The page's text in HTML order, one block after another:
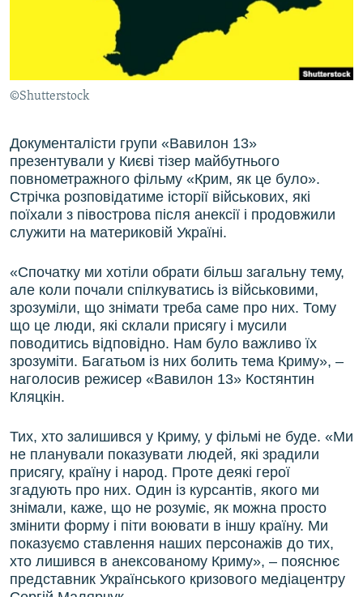
ВІДЕОУРОКИ «ELIFBE»
СВІДЧЕННЯ ОКУПАЦІЇ
УКРАЇНСЬКА ПРОБЛЕМА КРИМУ
ІНФОГРАФІКА
ДОЛУЧАЙСЯ!
Усі сайти RFE/RL
©Shutterstock
Документалісти групи «Вавилон 13»
презентували у Києві тізер майбутнього
повнометражного фільму «Крим, як це було».
Стрічка розповідатиме історії військових, які
поїхали з півострова після анексії і продовжили
служити на материковій Україні.
«Спочатку ми хотіли обрати більш загальну тему,
але коли почали спілкуватись із військовими,
зрозуміли, що знімати треба саме про них. Тому
що це люди, які склали присягу і мусили
поводитись відповідно. Нам було важливо їх
зрозуміти. Багатьом із них болить тема Криму», –
наголосив режисер «Вавилон 13» Костянтин
Кляцкін.
Тих, хто залишився у Криму, у фільмі не буде. «Ми
не планували показувати людей, які зрадили
присягу, країну і народ. Проте деякі герої
згадують про них. Один із курсантів, якого ми
знімали, каже, що не розуміє, як можна просто
змінити форму і піти воювати в іншу країну. Ми
показуємо ставлення наших персонажів до тих,
хто лишився в анексованому Криму», – пояснює
представник Українського кризового медіацентру